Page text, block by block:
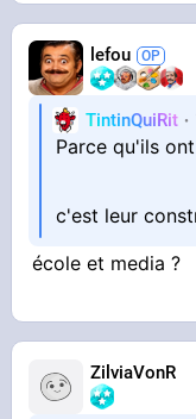
lefou
TintinQuiRit
Parce qu'ils
c'est leur
école et media ?
ZilviaVonR